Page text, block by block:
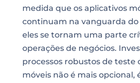
medida que os aplicativos
continuam na vanguarda
eles se tornam uma parte
operações de negócios.
processos robustos de teste
móveis não é mais opcional,